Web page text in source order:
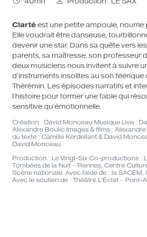
Clartéest une petite ampoule, nourrie
Elle voudrait être danseuse,
devenir une star. Dans sa quête vers
parents, sa maîtresse, son professeur
deux musiciens nous invitent à suivre
d’instruments insolites au son
Thérémin. Les épisodes narratifs et
l’histoire pour former une fable qui
sensitive qu’émotionnelle.
Création : David Monceau Musique Live :
Alexandre Boulic Images & films :
du texte : Camille Kerdellant & David
David Monceau
Production : Le Vingt-Six Co-productions :
Tombées de la Nuit – Rennes, Centre
Scène nationale. Avec l'aide de : la
Avec le soutien de : Théâtre L’Éclat –